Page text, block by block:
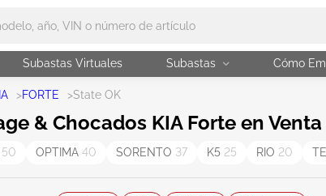
Subastas Virtuales Subastas Cómo
>FORTE >State OK
& Chocados KIA Forte en
50 OPTIMA 40 SORENTO 37 K5 25 RIO 20